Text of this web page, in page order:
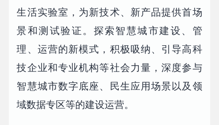
生活实验室，为新技术、新产品提供首场
景和测试验证。探索智慧城市建设、管
理、运营的新模式，积极吸纳、引导高科
技企业和专业机构等社会力量，深度参与
智慧城市数字底座、民生应用场景以及领
域数据专区等的建设运营。